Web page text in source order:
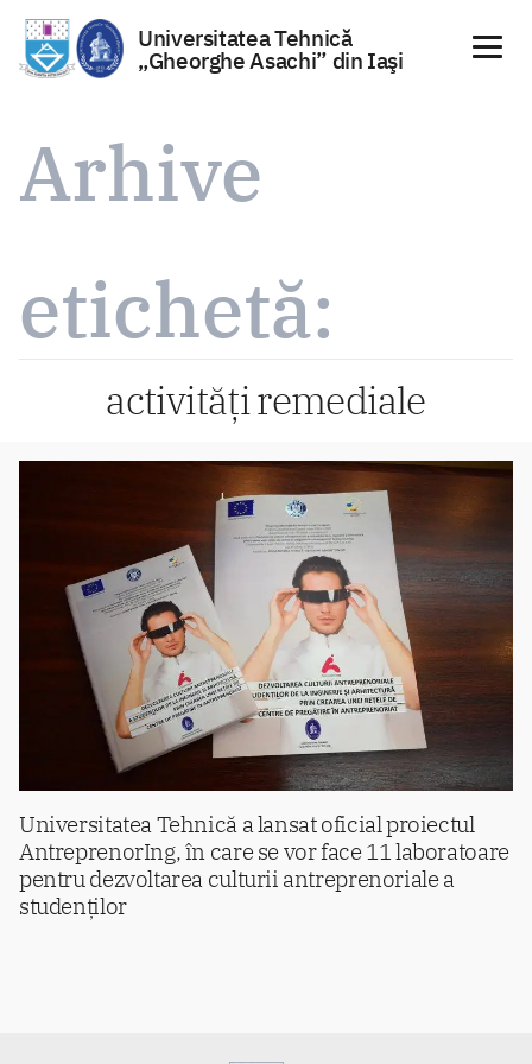
conținut
Universitatea Tehnică
„Gheorghe Asachi” din Iaşi
Arhive
etichetă:
activități remediale
Universitatea Tehnică a lansat oficial proiectul
AntreprenorIng, în care se vor face 11 laboratoare
pentru dezvoltarea culturii antreprenoriale a
studenților